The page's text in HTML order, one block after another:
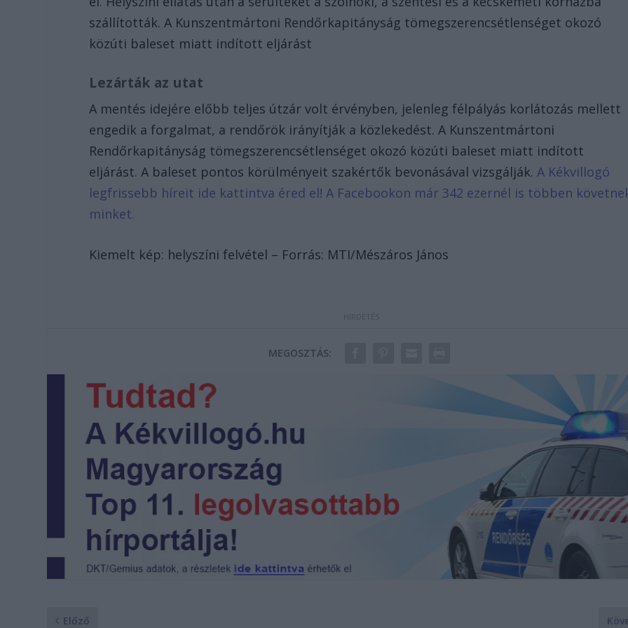
szállították. A Kunszentmártoni Rendőrkapitányság tömegszerencsétlenséget okozó
közúti baleset miatt indított eljárást
Lezárták az utat
A mentés idejére előbb teljes útzár volt érvényben, jelenleg félpályás korlátozás mellett
engedik a forgalmat, a rendőrök irányítják a közlekedést. A Kunszentmártoni
Rendőrkapitányság tömegszerencsétlenséget okozó közúti baleset miatt indított
eljárást. A baleset pontos körülményeit szakértők bevonásával vizsgálják. A Kékvillogó
legfrissebb híreit ide kattintva éred el! A Facebookon már 342 ezernél is többen
minket.
Kiemelt kép: helyszíni felvétel – Forrás: MTI/Mészáros János
MEGOSZTÁS:
Előző